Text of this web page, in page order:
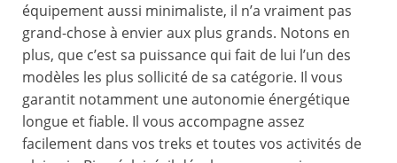
équipement aussi minimaliste, il n’a vraiment pas
grand-chose à envier aux plus grands. Notons en
plus, que c’est sa puissance qui fait de lui l’un des
modèles les plus sollicité de sa catégorie. Il vous
garantit notamment une autonomie énergétique
longue et fiable. Il vous accompagne assez
facilement dans vos treks et toutes vos activités de